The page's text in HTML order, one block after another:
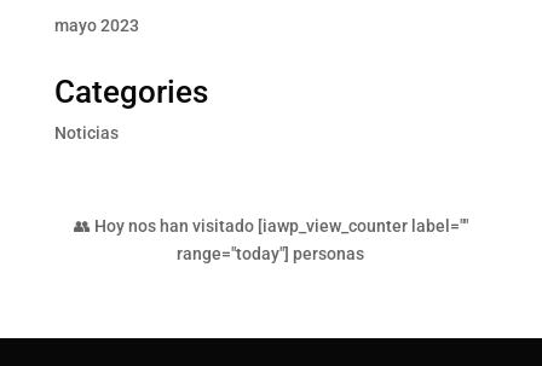
mayo 2023
Categories
Noticias
👥 Hoy nos han visitado [iawp_view_counter label=""
range="today"] personas